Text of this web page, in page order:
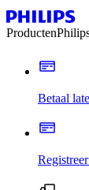
Producten
Betaal